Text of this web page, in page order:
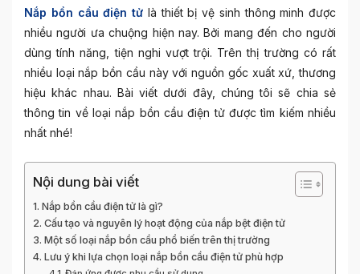
Nắp bồn cầu điện tử là thiết bị vệ sinh thông minh được
nhiều người ưa chuộng hiện nay. Bởi mang đến cho người
dùng tính năng, tiện nghi vượt trội. Trên thị trường có rất
nhiều loại nắp bồn cầu này với nguồn gốc xuất xứ, thương
hiệu khác nhau. Bài viết dưới đây, chúng tôi sẽ chia sẻ
thông tin về loại nắp bồn cầu điện tử được tìm kiếm nhiều
nhất nhé!
Nội dung bài viết
Nắp bồn cầu điện tử là gì?
Cấu tạo và nguyên lý hoạt động của nắp bệt điện tử
Một số loại nắp bồn cầu phổ biến trên thị trường
Lưu ý khi lựa chọn loại nắp bồn cầu điện tử phù hợp